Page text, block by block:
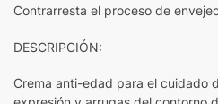
Contrarresta el proceso de
DESCRIPCIÓN:
Crema anti-edad para el cuidado